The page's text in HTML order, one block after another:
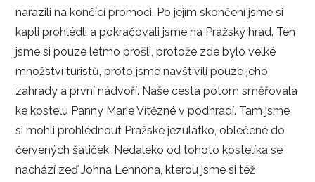
narazili na končící promoci. Po jejím skončení jsme si
kapli prohlédli a pokračovali jsme na Pražský hrad. Ten
jsme si pouze letmo prošli, protože zde bylo velké
množství turistů, proto jsme navštívili pouze jeho
zahrady a první nádvoří. Naše cesta potom směřovala
ke kostelu Panny Marie Vítězné v podhradí. Tam jsme
si mohli prohlédnout Pražské jezulátko, oblečené do
červených šatiček. Nedaleko od tohoto kostelíka se
nachází zeď Johna Lennona, kterou jsme si též